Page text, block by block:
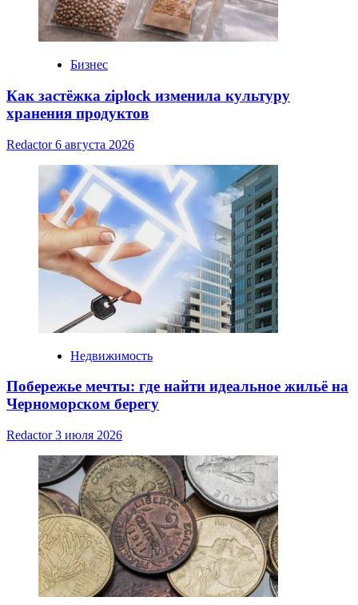
Бизнес
Как застёжка ziplock изменила культуру
хранения продуктов
Redactor6 августа 2026
Недвижимость
Побережье мечты: где найти идеальное жильё на
Черноморском берегу
Redactor3 июля 2026